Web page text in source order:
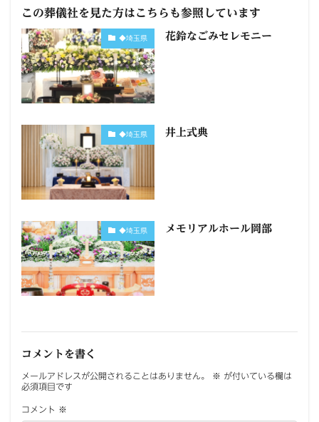
この葬儀社を見た方はこちらも参照しています
◆埼玉県 花鈴なごみセレモニー
◆埼玉県 井上式典
◆埼玉県 メモリアルホール岡部
コメントを書く
メールアドレスが公開されることはありません。 ※ が付いている欄は
必須項目です
コメント ※